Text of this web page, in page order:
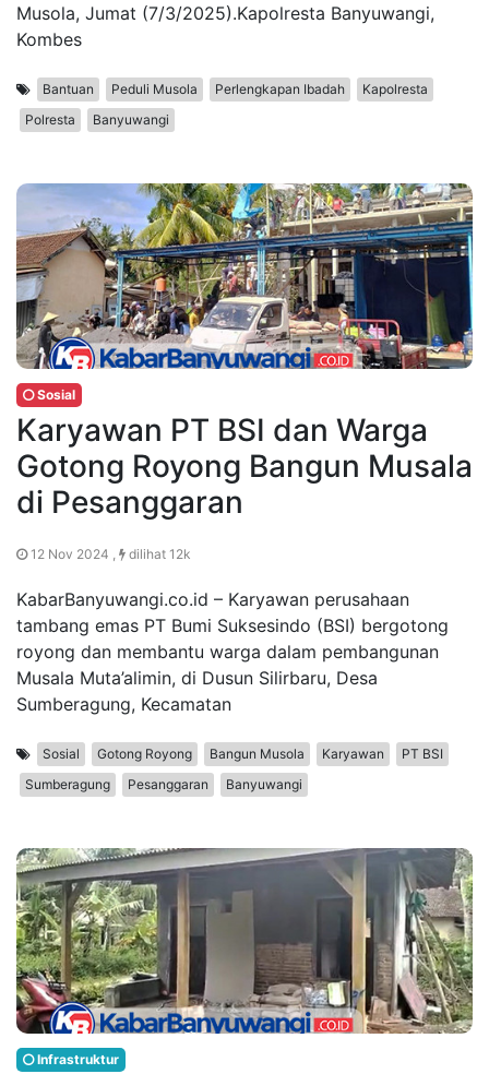
Musola, Jumat (7/3/2025).Kapolresta Banyuwangi,
Kombes
Bantuan Peduli Musola Perlengkapan Ibadah
Kapolresta
Polresta
Banyuwangi
Sosial
Karyawan PT BSI dan Warga
Gotong Royong Bangun Musala
di Pesanggaran
12 Nov 2024 , dilihat 12k
KabarBanyuwangi.co.id – Karyawan perusahaan
tambang emas PT Bumi Suksesindo (BSI) bergotong
royong dan membantu warga dalam pembangunan
Musala Muta’alimin, di Dusun Silirbaru, Desa
Sumberagung, Kecamatan
Sosial Gotong Royong Bangun Musola Karyawan
PT BSI
Sumberagung
Pesanggaran Banyuwangi
Infrastruktur